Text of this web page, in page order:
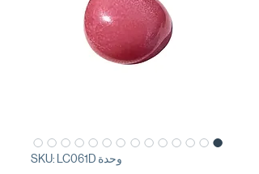
وحدة SKU: LC061D